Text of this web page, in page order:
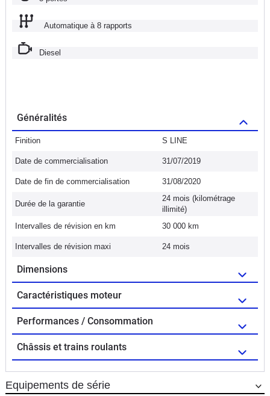
Automatique à 8 rapports
Diesel
Généralités
Finition S LINE
Date de commercialisation 31/07/2019
Date de fin de commercialisation 31/08/2020
Durée de la garantie
24 mois (kilométrage
illimité)
Intervalles de révision en km
30 000 km
Intervalles de révision maxi 24 mois
Dimensions
Caractéristiques moteur
Performances / Consommation
Châssis et trains roulants
Equipements de série